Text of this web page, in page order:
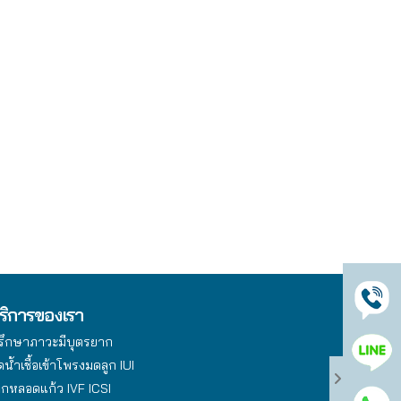
การของเรา
กษาภาวะมีบุตรยาก
น้ำเชื้อเข้าโพรงมดลูก IUI
กหลอดแก้ว IVF ICSI